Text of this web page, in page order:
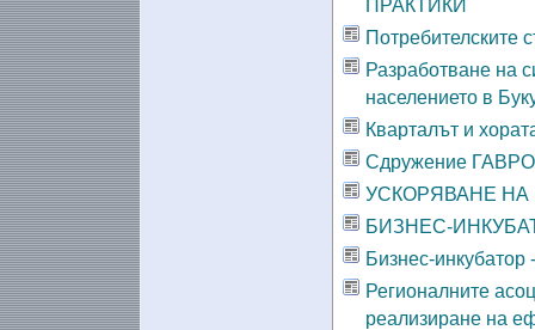
ПРАКТИКИ
Потребителските
Разработване на
населението в
Кварталът и
Сдружение
УСКОРЯВАНЕ
БИЗНЕС-
Бизнес-инкубатор
Регионалните
реализиране на